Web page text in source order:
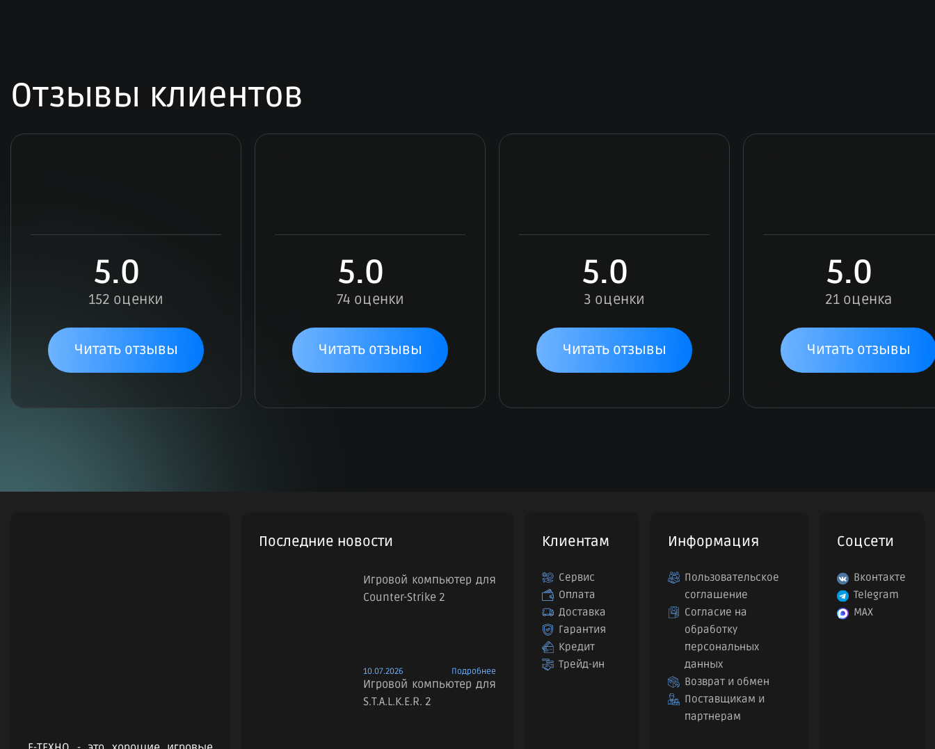
Отзывы клиентов
5.0
152 оценки
Читать отзывы
5.0
74 оценки
Читать отзывы
5.0
3 оценки
Читать отзывы
5.0
21 оценка
Читать отзывы
Последние новости
Игровой компьютер для
Counter-Strike 2
10.07.2026 Подробнее
Игровой компьютер для
S.T.A.L.K.E.R. 2
Клиентам
Сервис
Оплата
Доставка
Гарантия
Кредит
Трейд-ин
Информация
Пользовательское
соглашение
Согласие на
обработку
персональных
данных
Возврат и обмен
Поставщикам и
партнерам
Соцсети
Вконтакте
Telegram
MAX